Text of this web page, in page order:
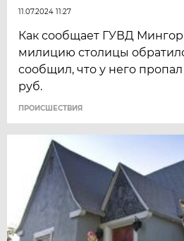
11.07.2024 11:27
Как сообщает ГУВД
милицию столицы
сообщил, что у него
руб.
ПРОИСШЕСТВИЯ